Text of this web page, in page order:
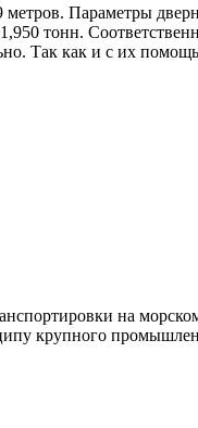
Параметры
тонн.
Так как и с их
на
крупного